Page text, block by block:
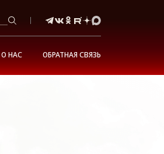
О НАС ОБРАТНАЯ СВЯЗЬ